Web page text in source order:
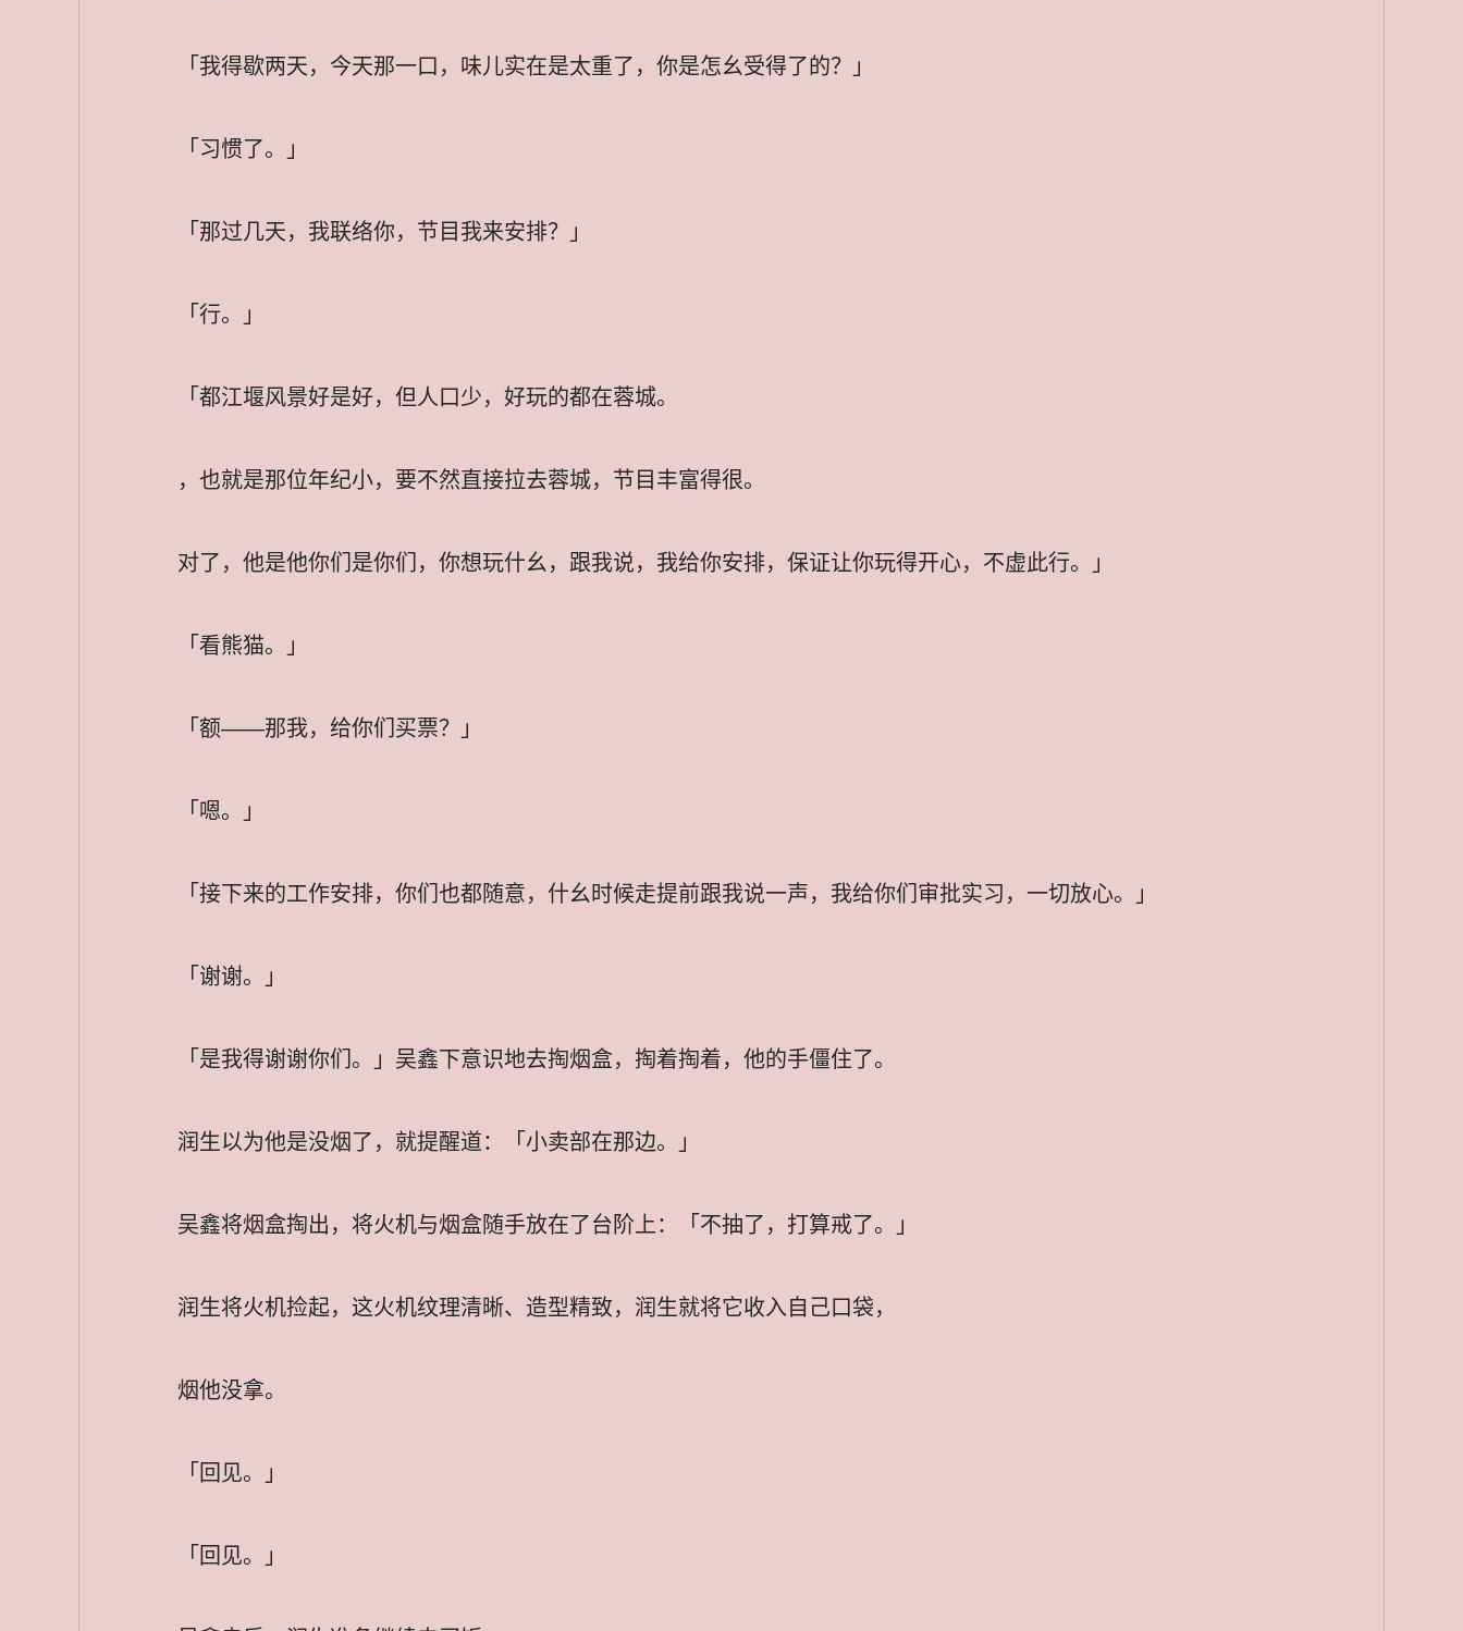
「我得歇两天，今天那一口，味儿实在是太重了，你是怎幺受得了的？」
「习惯了。」
「那过几天，我联络你，节目我来安排？」
「行。」
「都江堰风景好是好，但人口少，好玩的都在蓉城。
，也就是那位年纪小，要不然直接拉去蓉城，节目丰富得很。
对了，他是他你们是你们，你想玩什幺，跟我说，我给你安排，保证让你玩得开心，不虚此行。」
「看熊猫。」
「额——那我，给你们买票？」
「嗯。」
「接下来的工作安排，你们也都随意，什幺时候走提前跟我说一声，我给你们审批实习，一切放心。」
「谢谢。」
「是我得谢谢你们。」吴鑫下意识地去掏烟盒，掏着掏着，他的手僵住了。
润生以为他是没烟了，就提醒道：「小卖部在那边。」
吴鑫将烟盒掏出，将火机与烟盒随手放在了台阶上：「不抽了，打算戒了。」
润生将火机捡起，这火机纹理清晰、造型精致，润生就将它收入自己口袋，
烟他没拿。
「回见。」
「回见。」